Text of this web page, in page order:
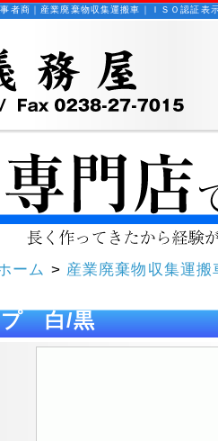
者商｜産業廃棄物収集運搬車｜ＩＳＯ認証
ーム > 産業廃棄物収集運搬
プ 白/黒